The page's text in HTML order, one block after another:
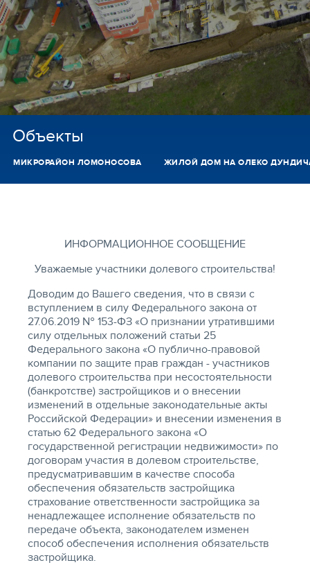
Объекты
МИКРОРАЙОН ЛОМОНОСОВА ЖИЛОЙ ДОМ НА ОЛЕКО
ИНФОРМАЦИОННОЕ СООБЩЕНИЕ
Уважаемые участники долевого строительства!
Доводим до Вашего сведения, что в связи с
вступлением в силу Федерального закона от
27.06.2019 № 153-ФЗ «О признании утратившими
силу отдельных положений статьи 25
Федерального закона «О публично-правовой
компании по защите прав граждан - участников
долевого строительства при несостоятельности
(банкротстве) застройщиков и о внесении
изменений в отдельные законодательные акты
Российской Федерации» и внесении изменения в
статью 62 Федерального закона «О
государственной регистрации недвижимости» по
договорам участия в долевом строительстве,
предусматривавшим в качестве способа
обеспечения обязательств застройщика
страхование ответственности застройщика за
ненадлежащее исполнение обязательств по
передаче объекта, законодателем изменен
способ обеспечения исполнения обязательств
застройщика.